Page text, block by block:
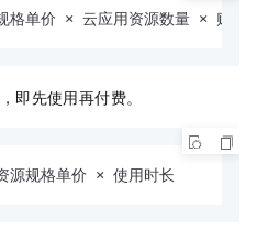
格单价 × 云应用资源数量 × 购买
即先使用再付费。
源规格单价 × 使用时长